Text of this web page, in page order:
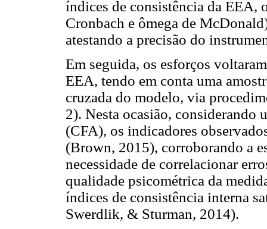
índices de consistência da EEA,
Cronbach e ômega de
atestando a precisão do
Em seguida, os esforços
EEA, tendo em conta uma
cruzada do modelo, via
2). Nesta ocasião, considerando
(CFA), os indicadores
(Brown, 2015), corroborando a
necessidade de correlacionar
qualidade psicométrica da
índices de consistência interna
Swerdlik, & Sturman, 2014).